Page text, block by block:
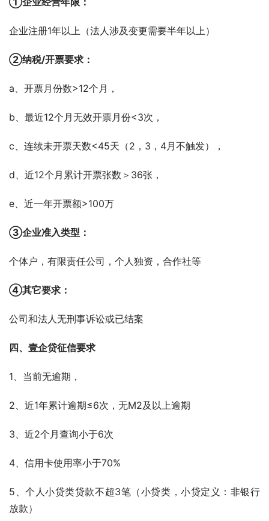
企业注册1年以上（法人涉及变更需要半年以上）
②纳税/开票要求：
a、开票月份数>12个月，
b、最近12个月无效开票月份<3次，
c、连续未开票天数<45天（2，3，4月不触发），
d、近12个月累计开票张数＞36张，
e、近一年开票额>100万
③企业准入类型：
个体户，有限责任公司，个人独资，合作社等
④其它要求：
公司和法人无刑事诉讼或已结案
四、壹企贷征信要求
1、当前无逾期，
2、近1年累计逾期≤6次，无M2及以上逾期
3、近2个月查询小于6次
4、信用卡使用率小于70%
5、个人小贷类贷款不超3笔（小贷类，小贷定义：非银行
放款）